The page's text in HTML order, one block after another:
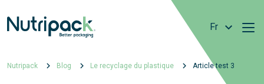
Fr
Fr
Nutripack Blog Le recyclage du plastique Article test 3